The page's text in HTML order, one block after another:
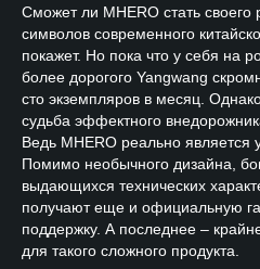
Сможет ли MHERO стать
символов современного
покажет. Но пока что у себя на
более дорогого Yangwang
сто экземпляров в месяц.
судьба эффектного
Ведь MHERO реально является
Помимо необычного дизайна,
выдающихся технических
получают еще и официальную
поддержку. А последнее –
для такого сложного продукта.